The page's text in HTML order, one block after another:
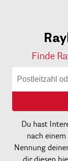
Finde
Du hast
nach
Nennung